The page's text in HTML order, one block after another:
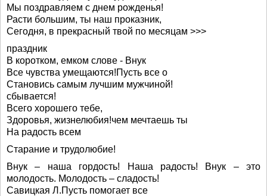
Мы поздравляем с днем рожденья!
Расти большим, ты наш проказник,
Сегодня, в прекрасный твой по месяцам >>>
праздник
В коротком, емком слове - Внук
Все чувства умещаются!Пусть все о
Становись самым лучшим мужчиной!
сбывается!
Всего хорошего тебе,
Здоровья, жизнелюбия!чем мечтаешь ты
На радость всем
Старание и трудолюбие!
Внук – наша гордость! Наша радость! Внук – это
молодость. Молодость – сладость!
Савицкая Л.Пусть помогает все